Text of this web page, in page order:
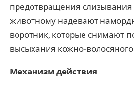
предотвращения слизывания
животному надевают
воротник, которые снимают
высыхания кожно-
Механизм действия